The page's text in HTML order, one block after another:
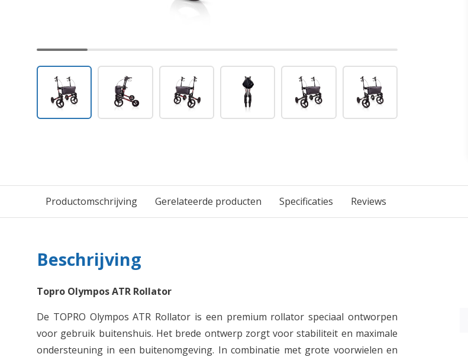
Productomschrijving Gerelateerde producten Specificaties Reviews
Beschrijving
Topro Olympos ATR Rollator
De TOPRO Olympos ATR Rollator is een premium rollator speciaal ontworpen
voor gebruik buitenshuis. Het brede ontwerp zorgt voor stabiliteit en maximale
ondersteuning in een buitenomgeving. In combinatie met grote voorwielen en